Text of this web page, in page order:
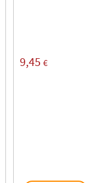
9,45 €